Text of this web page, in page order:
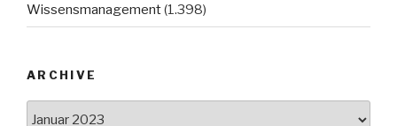
Wissensmanagement(1.398)
ARCHIVE